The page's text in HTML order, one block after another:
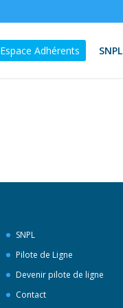
Espace Adhérents SNPL
SNPL
Pilote de Ligne
Devenir pilote de ligne
Contact